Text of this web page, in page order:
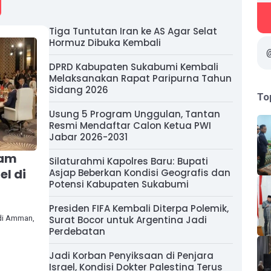
di
Amman,
Tiga Tuntutan Iran ke AS Agar Selat
Hormuz Dibuka Kembali
DPRD Kabupaten Sukabumi Kembali
Melaksanakan Rapat Paripurna Tahun
Sidang 2026
Usung 5 Program Unggulan, Tantan
Resmi Mendaftar Calon Ketua PWI
Jabar 2026-2031
Silaturahmi Kapolres Baru: Bupati
Asjap Beberkan Kondisi Geografis dan
Potensi Kabupaten Sukabumi
Presiden FIFA Kembali Diterpa Polemik,
Surat Bocor untuk Argentina Jadi
Perdebatan
Jadi Korban Penyiksaan di Penjara
Israel, Kondisi Dokter Palestina Terus